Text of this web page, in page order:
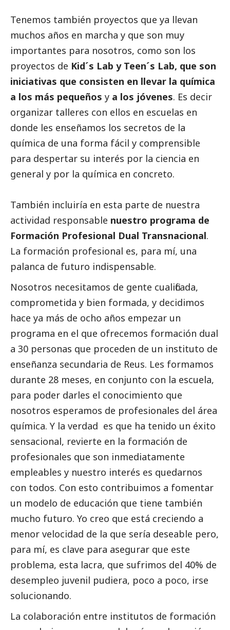
Tenemos también proyectos que ya llevan
muchos años en marcha y que son muy
importantes para nosotros, como son los
proyectos de Kid´s Lab y Teen´s Lab, que son
iniciativas que consisten en llevar la química
a los más pequeños y a los jóvenes. Es decir
organizar talleres con ellos en escuelas en
donde les enseñamos los secretos de la
química de una forma fácil y comprensible
para despertar su interés por la ciencia en
general y por la química en concreto.
También incluiría en esta parte de nuestra
actividad responsable nuestro programa de
Formación Profesional Dual Transnacional.
La formación profesional es, para mí, una
palanca de futuro indispensable.
Nosotros necesitamos de gente cualificada,
comprometida y bien formada, y decidimos
hace ya más de ocho años empezar un
programa en el que ofrecemos formación dual
a 30 personas que proceden de un instituto de
enseñanza secundaria de Reus. Les formamos
durante 28 meses, en conjunto con la escuela,
para poder darles el conocimiento que
nosotros esperamos de profesionales del área
química. Y la verdad es que ha tenido un éxito
sensacional, revierte en la formación de
profesionales que son inmediatamente
empleables y nuestro interés es quedarnos
con todos. Con esto contribuimos a fomentar
un modelo de educación que tiene también
mucho futuro. Yo creo que está creciendo a
menor velocidad de la que sería deseable pero,
para mí, es clave para asegurar que este
problema, esta lacra, que sufrimos del 40% de
desempleo juvenil pudiera, poco a poco, irse
solucionando.
La colaboración entre institutos de formación